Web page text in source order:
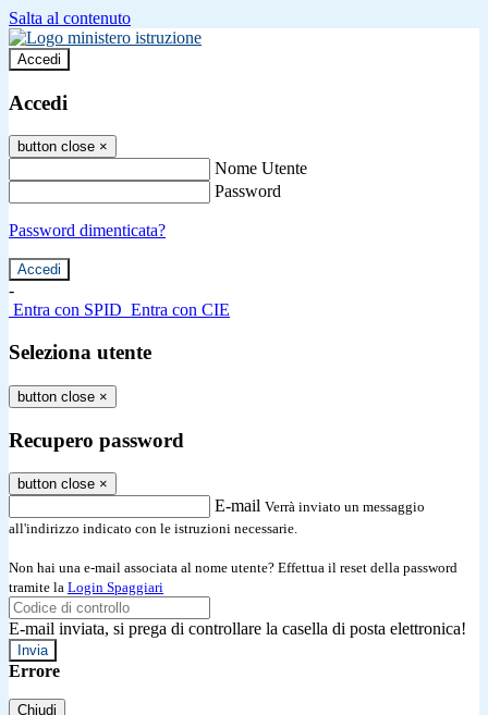
Salta al contenuto
Accedi
Accedi
button close ×
Nome Utente
Password
Password dimenticata?
-
Entra con SPID Entra con CIE
Seleziona utente
button close ×
Recupero password
button close ×
E-mail Verrà inviato un messaggio
all'indirizzo indicato con le istruzioni necessarie.
Non hai una e-mail associata al nome utente? Effettua il reset della password
tramite la Login Spaggiari
E-mail inviata, si prega di controllare la casella di posta elettronica!
Errore
Chiudi